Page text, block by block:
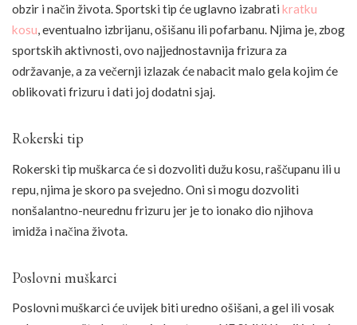
obzir i način života. Sportski tip će uglavno izabrati kratku
kosu, eventualno izbrijanu, ošišanu ili pofarbanu. Njima je, zbog
sportskih aktivnosti, ovo najjednostavnija frizura za
održavanje, a za večernji izlazak će nabacit malo gela kojim će
oblikovati frizuru i dati joj dodatni sjaj.
Rokerski tip
Rokerski tip muškarca će si dozvoliti dužu kosu, raščupanu ili u
repu, njima je skoro pa svejedno. Oni si mogu dozvoliti
nonšalantno-neurednu frizuru jer je to ionako dio njihova
imidža i načina života.
Poslovni muškarci
Poslovni muškarci će uvijek biti uredno ošišani, a gel ili vosak